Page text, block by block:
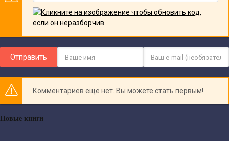
Отправить
Комментариев еще нет. Вы можете стать первым!
Новые книги